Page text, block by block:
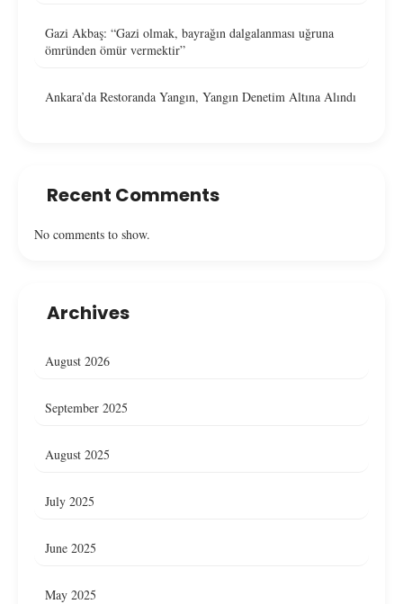
Gazi Akbaş: “Gazi olmak, bayrağın dalgalanması uğruna
ömründen ömür vermektir”
Ankara’da Restoranda Yangın, Yangın Denetim Altına Alındı
Recent Comments
No comments to show.
Archives
August 2026
September 2025
August 2025
July 2025
June 2025
May 2025